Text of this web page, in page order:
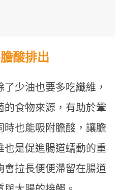
酸排出
少油也要多吃纖維，
的食物來源，有助於鞏
時也能吸附膽酸，讓膽
也是促進腸道蠕動的重
會拉長便便滯留在腸道